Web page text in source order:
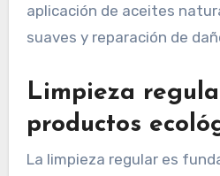
aplicación de aceites
suaves y reparación de
Limpieza
productos
La limpieza regular es